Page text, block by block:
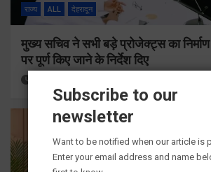
राज्य ALL देहरादून
मुख्य सचिव ने सभी बड़े प्रोजेक्ट्स का निर्माण
पर पूर्ण किए जाने के निर्देश दिए
Subscribe to our
newsletter
Want to be notified when our article is
Enter your email address and name